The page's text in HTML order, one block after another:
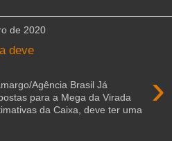
de 2020
deve
›
Agência Brasil Já
para a Mega da Virada
da Caixa, deve ter uma